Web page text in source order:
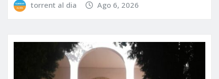
torrent al dia Ago 6, 2026